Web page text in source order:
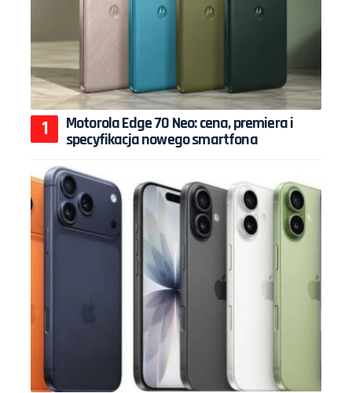
Motorola Edge 70 Neo: cena, premiera i
specyfikacja nowego smartfona